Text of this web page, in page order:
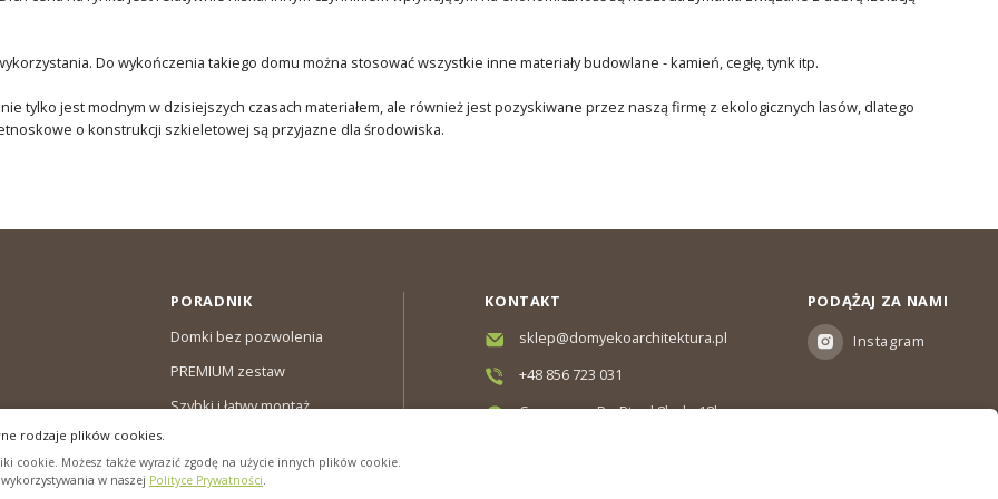
Do wykończenia takiego domu można stosować wszystkie inne materiały budowlane - kamień, cegłę, tynk itp.
nie tylko jest modnym w dzisiejszych czasach materiałem, ale również jest pozyskiwane przez naszą firmę z ekologicznych lasów, dlatego
o konstrukcji szkieletowej są przyjazne dla środowiska.
& Gwarancja
PORADNIK
Domki bez pozwolenia
PREMIUM zestaw
Szybki i łatwy montaż
KONTAKT
sklep@domyekoarchitektura.pl
+48 856 723 031
Czas pracy: Pn-Pt od 8h do 18h
PODĄŻAJ ZA NAMI
Instagram
rodzaje plików cookies.
cookie. Możesz także wyrazić zgodę na użycie innych plików cookie.
w naszej Polityce Prywatności.